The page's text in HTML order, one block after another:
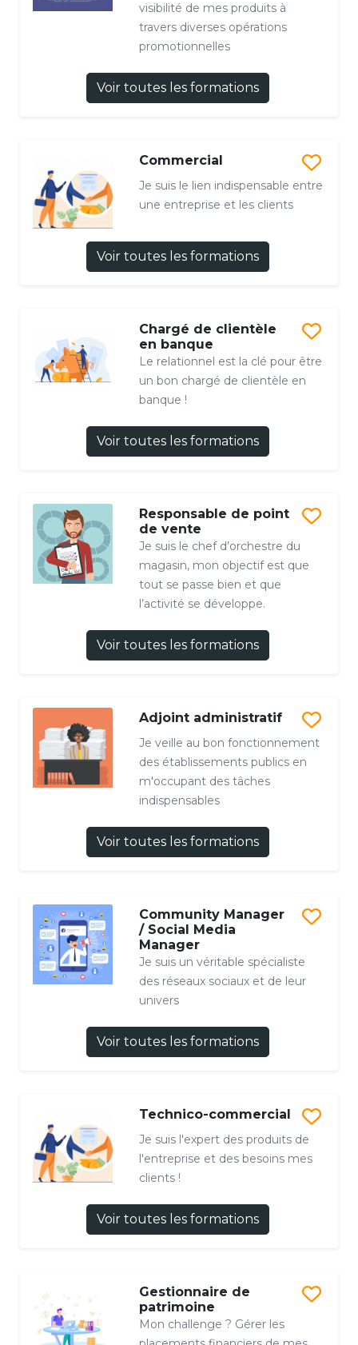
visibilité de mes produits à
travers diverses opérations
promotionnelles
Voir toutes les formations
Commercial
Je suis le lien indispensable entre
une entreprise et les clients
Voir toutes les formations
Chargé de clientèle
en banque
Le relationnel est la clé pour être
un bon chargé de clientèle en
banque !
Voir toutes les formations
Responsable de point
de vente
Je suis le chef d’orchestre du
magasin, mon objectif est que
tout se passe bien et que
l’activité se développe.
Voir toutes les formations
Adjoint administratif
Je veille au bon fonctionnement
des établissements publics en
m'occupant des tâches
indispensables
Voir toutes les formations
Community Manager
/ Social Media
Manager
Je suis un véritable spécialiste
des réseaux sociaux et de leur
univers
Voir toutes les formations
Technico-commercial
Je suis l'expert des produits de
l'entreprise et des besoins mes
clients !
Voir toutes les formations
Gestionnaire de
patrimoine
Mon challenge ? Gérer les